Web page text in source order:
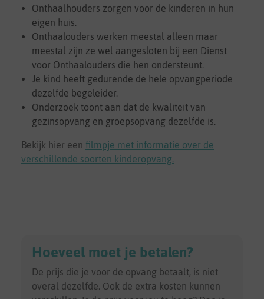
Onthaalhouders zorgen voor de kinderen in hun
eigen huis.
Onthaalouders werken meestal alleen maar
meestal zijn ze wel aangesloten bij een Dienst
voor Onthaalouders die hen ondersteunt.
Je kind heeft gedurende de hele opvangperiode
dezelfde begeleider.
Onderzoek toont aan dat de kwaliteit van
gezinsopvang en groepsopvang dezelfde is.
Bekijk hier een filmpje met informatie over de
verschillende soorten kinderopvang.
Hoeveel moet je betalen?
De prijs die je voor de opvang betaalt, is niet
overal dezelfde. Ook de extra kosten kunnen